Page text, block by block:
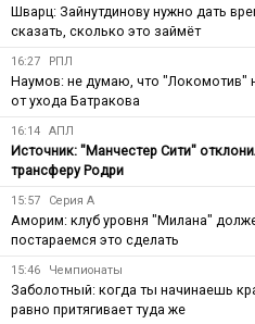
Шварц: Зайнутдинову нужно дать
сказать, сколько это займёт
16:27 РПЛ
Наумов: не думаю, что "Локомотив"
от ухода Батракова
16:14 АПЛ
Источник: "Манчестер Сити"
трансферу Родри
15:57 Серия А
Аморим: клуб уровня "Милана"
постараемся это сделать
15:46 Чемпионаты
Заболотный: когда ты начинаешь
равно притягивает туда же